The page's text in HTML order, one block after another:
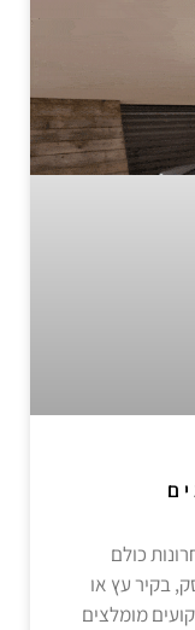
כולם
בקיר עץ או
מומלצים